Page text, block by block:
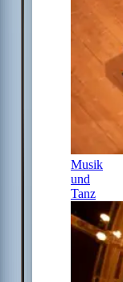
Musik
und
Tanz